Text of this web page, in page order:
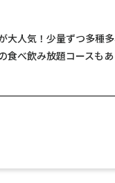
大人気！少量ずつ多種
食べ飲み放題コースも